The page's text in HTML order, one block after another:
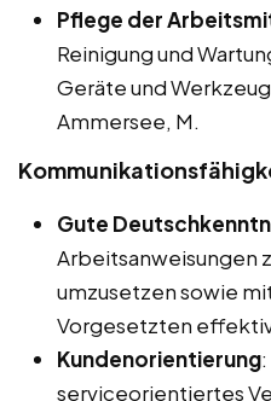
Pflege der
Reinigung und
Geräte und
Ammersee, M.
Gute
Arbeitsanweisungen
umzusetzen sowie
Vorgesetzten
Kundenorientierung
serviceorientiertes